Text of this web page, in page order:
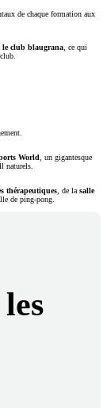
de chaque formation aux
le club blaugrana, ce qui
World, un gigantesque
naturels.
thérapeutiques, de lasalle
de ping-pong.